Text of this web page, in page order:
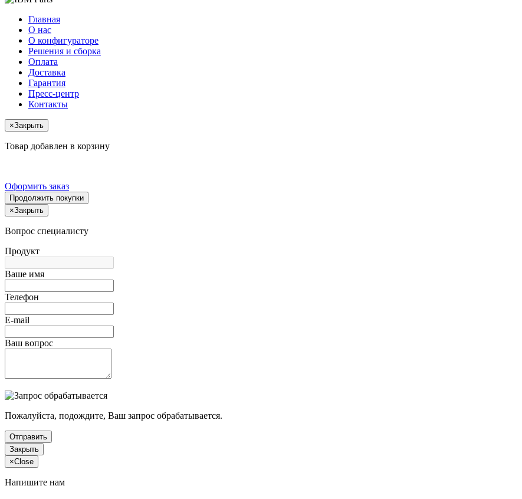
Главная
О нас
О конфигураторе
Решения и сборка
Оплата
Доставка
Гарантия
Пресс-центр
Контакты
×Закрыть
Товар добавлен в корзину
Оформить заказ
Продолжить покупки
×Закрыть
Вопрос специалисту
Продукт
Ваше имя
Телефон
E-mail
Ваш вопрос
Пожалуйста, подождите, Ваш запрос обрабатывается.
Отправить
Закрыть
×Close
Напишите нам